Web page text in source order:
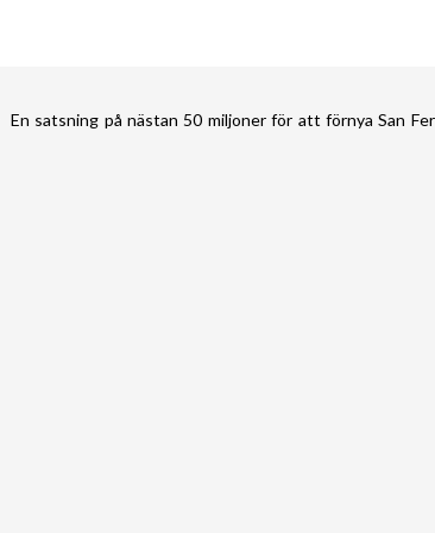
En satsning på nästan 50 miljoner för att förnya San